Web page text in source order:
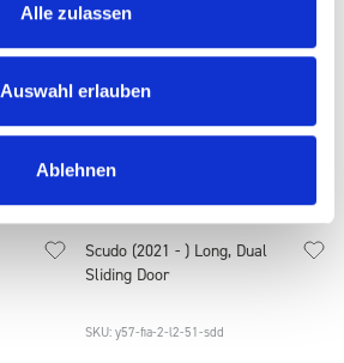
Alle zulassen
Auswahl erlauben
Ablehnen
Scudo (2021 - ) Long, Dual
Sliding Door
SKU: y57-fia-2-l2-51-sdd